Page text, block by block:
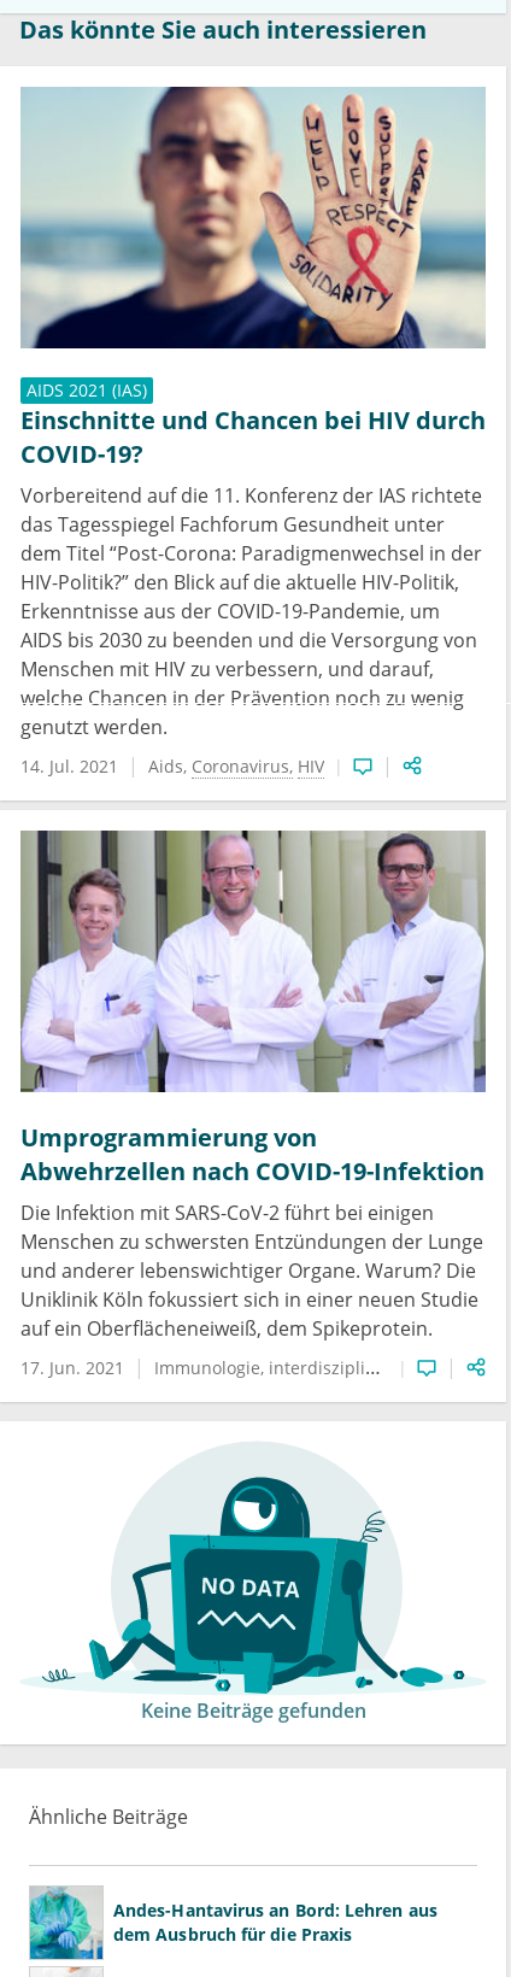
Das könnte Sie auch interessieren
AIDS 2021 (IAS)
Einschnitte und Chancen bei HIV durch
COVID-19?
Vorbereitend auf die 11. Konferenz der IAS richtete
das Tagesspiegel Fachforum Gesundheit unter
dem Titel “Post-Corona: Paradigmenwechsel in der
HIV-Politik?” den Blick auf die aktuelle HIV-Politik,
Erkenntnisse aus der COVID-19-Pandemie, um
AIDS bis 2030 zu beenden und die Versorgung von
Menschen mit HIV zu verbessern, und darauf,
welche Chancen in der Prävention noch zu wenig
genutzt werden.
14. Jul. 2021 Aids Coronavirus HIV
Umprogrammierung von
Abwehrzellen nach COVID-19-Infektion
Die Infektion mit SARS-CoV-2 führt bei einigen
Menschen zu schwersten Entzündungen der Lunge
und anderer lebenswichtiger Organe. Warum? Die
Uniklinik Köln fokussiert sich in einer neuen Studie
auf ein Oberflächeneiweiß, dem Spikeprotein.
17. Jun. 2021 Immunologie interdisziplinäre Zusammenarbeit
Keine Beiträge gefunden
Ähnliche Beiträge
Andes-Hantavirus an Bord: Lehren aus
dem Ausbruch für die Praxis